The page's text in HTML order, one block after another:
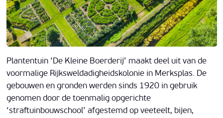
Plantentuin ‘De Kleine Boerderij’ maakt deel uit van de
voormalige Rijksweldadigheidskolonie in Merksplas. De
gebouwen en gronden werden sinds 1920 in gebruik
genomen door de toenmalig opgerichte
‘straftuinbouwschool’ afgestemd op veeteelt, bijen,